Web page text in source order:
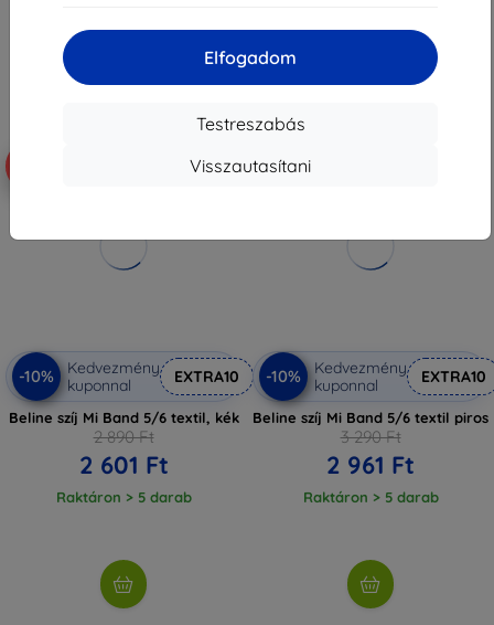
Elfogadom
Testreszabás
Visszautasítani
-10%
Kedvezmény
kuponnal
EXTRA10
Beline szíj Mi Band 5/6 textil, kék
2 890 Ft
2 601 Ft
Raktáron > 5 darab
-10%
-10%
Kedvezmény
kuponnal
EXTRA10
Beline szíj Mi Band 5/6 textil piros
3 290 Ft
2 961 Ft
Raktáron > 5 darab